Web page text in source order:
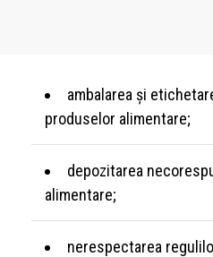
ambalarea și
produselor alimentare;
depozitarea
alimentare;
nerespectarea